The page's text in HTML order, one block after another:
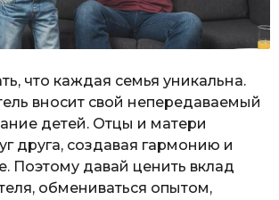
что каждая семья уникальна.
вносит свой непередаваемый
детей. Отцы и матери
друга, создавая гармонию и
Поэтому давай ценить вклад
обмениваться опытом,